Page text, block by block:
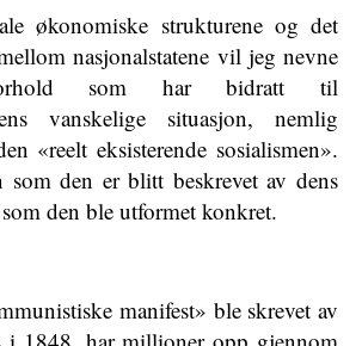
økonomiske strukturene og det
nasjonalstatene vil jeg nevne
som har bidratt til
vanskelige situasjon, nemlig
«reelt eksisterende sosialismen».
som den er blitt beskrevet av dens
den ble utformet konkret.
manifest» ble skrevet av